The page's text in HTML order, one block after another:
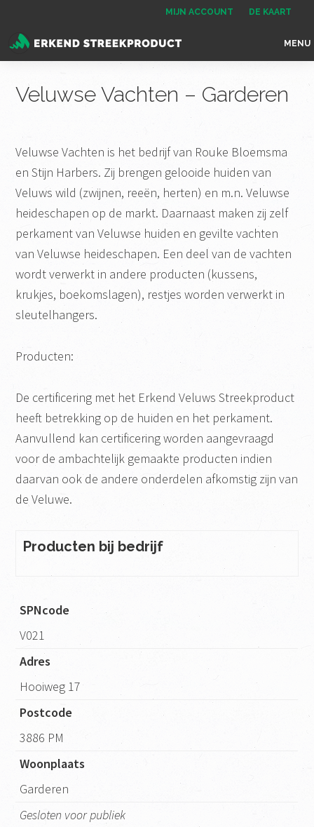
naar
de
naar
de
inhoud
naar
de
MIJN ACCOUNT DE KAART
Erkend
het
enige
onafhankelijke
keurmerk
streekproducten
MENU
Veluwse Vachten – Garderen
Veluwse Vachten is het bedrijf van Rouke Bloemsma
en Stijn Harbers. Zij brengen gelooide huiden van
Veluws wild (zwijnen, reeën, herten) en m.n. Veluwse
heideschapen op de markt. Daarnaast maken zij zelf
perkament van Veluwse huiden en gevilte vachten
van Veluwse heideschapen. Een deel van de vachten
wordt verwerkt in andere producten (kussens,
krukjes, boekomslagen), restjes worden verwerkt in
sleutelhangers.
Producten:
De certificering met het Erkend Veluws Streekproduct
heeft betrekking op de huiden en het perkament.
Aanvullend kan certificering worden aangevraagd
voor de ambachtelijk gemaakte producten indien
daarvan ook de andere onderdelen afkomstig zijn van
de Veluwe.
Producten bij bedrijf
SPNcode
V021
Adres
Hooiweg 17
Postcode
3886 PM
Woonplaats
Garderen
Gesloten voor publiek